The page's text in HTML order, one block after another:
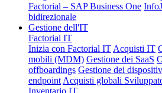
Factorial – SAP Business One
bidirezionale
Gestione dell'IT
Factorial IT
Inizia con Factorial IT Acquisti IT
mobili (MDM) Gestione dei SaaS
offboardings Gestione dei
endpoint Acquisti globali
Inventario IT